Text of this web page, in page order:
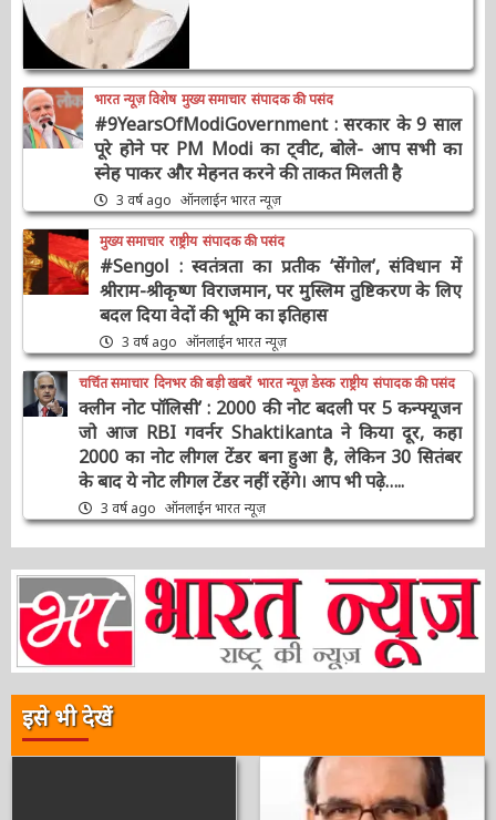
भारत न्यूज़ विशेष मुख्य समाचार संपादक की पसंद
#9YearsOfModiGovernment : सरकार के 9
साल पूरे होने पर PM Modi का ट्वीट, बोले- आप सभी
का स्नेह पाकर और मेहनत करने की ताकत मिलती है
3 वर्ष ago ऑनलाईन भारत न्यूज़
मुख्य समाचार राष्ट्रीय संपादक की पसंद
#Sengol : स्वतंत्रता का प्रतीक ‘सेंगोल’, संविधान में
श्रीराम-श्रीकृष्ण विराजमान, पर मुस्लिम तुष्टिकरण के
लिए बदल दिया वेदों की भूमि का इतिहास
3 वर्ष ago ऑनलाईन भारत न्यूज़
चर्चित समाचार दिनभर की बड़ी खबरें भारत न्यूज़ डेस्क राष्ट्रीय
संपादक की पसंद
क्लीन नोट पॉलिसी’ : 2000 की नोट बदली पर 5
कन्फ्यूजन जो आज RBI गवर्नर Shaktikanta ने किया
दूर, कहा 2000 का नोट लीगल टेंडर बना हुआ है, लेकिन
30 सितंबर के बाद ये नोट लीगल टेंडर नहीं रहेंगे। आप भी
पढ़े…..
3 वर्ष ago ऑनलाईन भारत न्यूज़
इसे भी देखें